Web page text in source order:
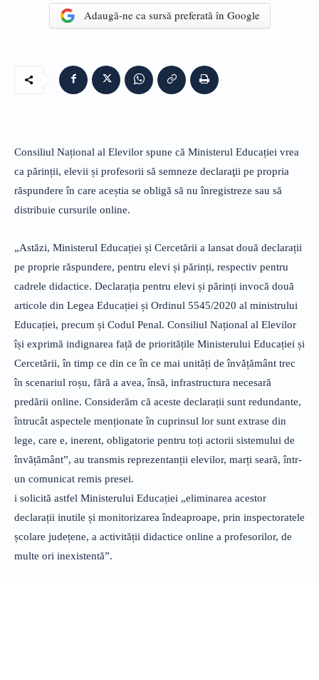
Adaugă-ne ca sursă preferată în Google
Consiliul Național al Elevilor spune că Ministerul Educației vrea
ca părinții, elevii și profesorii să semneze declaraţii pe propria
răspundere în care aceștia se obligă să nu înregistreze sau să
distribuie cursurile online.
„Astăzi, Ministerul Educației și Cercetării a lansat două declarații
pe proprie răspundere, pentru elevi și părinți, respectiv pentru
cadrele didactice. Declarația pentru elevi și părinți invocă două
articole din Legea Educației și Ordinul 5545/2020 al ministrului
Educației, precum și Codul Penal. Consiliul Național al Elevilor
își exprimă indignarea față de prioritățile Ministerului Educației și
Cercetării, în timp ce din ce în ce mai unități de învățământ trec
în scenariul roșu, fără a avea, însă, infrastructura necesară
predării online. Considerăm că aceste declarații sunt redundante,
întrucât aspectele menționate în cuprinsul lor sunt extrase din
lege, care e, inerent, obligatorie pentru toți actorii sistemului de
învățământ”, au transmis reprezentanții elevilor, marți seară, într-
un comunicat remis presei.
i solicită astfel Ministerului Educației „eliminarea acestor
declarații inutile și monitorizarea îndeaproape, prin inspectoratele
școlare județene, a activității didactice online a profesorilor, de
multe ori inexistentă”.